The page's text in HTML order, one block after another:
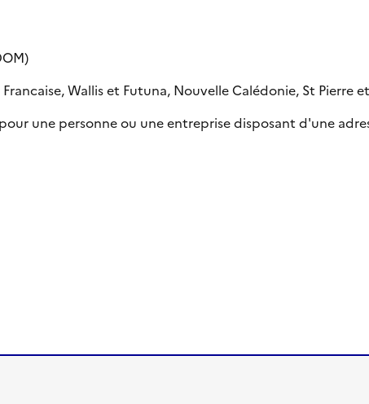
Wallis et Futuna, Nouvelle Calédonie, St Pierre
une personne ou une entreprise disposant d'une